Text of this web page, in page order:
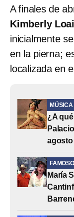
A finales de
Kimberly
inicialmente
en la pierna;
localizada en
MÚSICA
¿A
agosto
María